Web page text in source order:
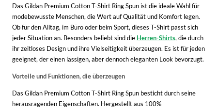
Das Gildan Premium Cotton T-Shirt Ring Spun ist die ideale Wahl für
modebewusste Menschen, die Wert auf Qualität und Komfort legen.
Ob für den Alltag, im Büro oder beim Sport, dieses T-Shirt passt sich
jeder Situation an. Besonders beliebt sind die Herren-Shirts, die durch
ihr zeitloses Design und ihre Vielseitigkeit überzeugen. Es ist für jeden
geeignet, der einen lässigen, aber dennoch eleganten Look bevorzugt.
Vorteile und Funktionen, die überzeugen
Das Gildan Premium Cotton T-Shirt Ring Spun besticht durch seine
herausragenden Eigenschaften. Hergestellt aus 100%